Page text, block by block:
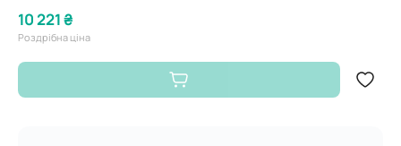
10 221 ₴
Роздрібна ціна